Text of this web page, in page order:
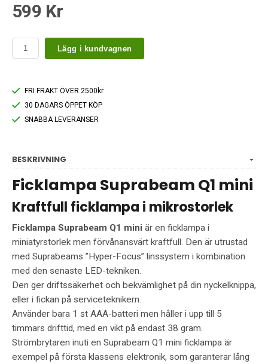
599 Kr
Lägg i kundvagnen
FRI FRAKT ÖVER 2500kr
30 DAGARS ÖPPET KÖP
SNABBA LEVERANSER
BESKRIVNING
Ficklampa Suprabeam Q1 mini
Kraftfull ficklampa i mikrostorlek
Ficklampa Suprabeam Q1 mini är en ficklampa i
miniatyrstorlek men förvånansvärt kraftfull. Den är utrustad
med Suprabeams ”Hyper-Focus” linssystem i kombination
med den senaste LED-tekniken.
Den ger driftssäkerhet och bekvämlighet på din nyckelknippa,
eller i fickan på serviceteknikern.
Använder bara 1 st AAA-batteri men håller i upp till 5
timmars drifttid, med en vikt på endast 38 gram.
Strömbrytaren inuti en Suprabeam Q1 mini ficklampa är
exempel på första klassens elektronik, som garanterar lång